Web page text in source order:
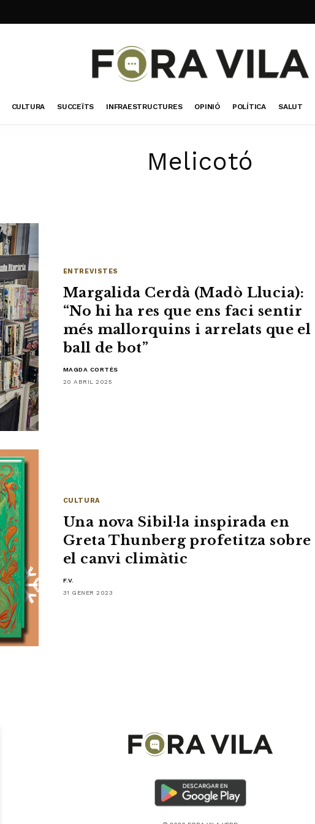
CULTURA SUCCEÏTS INFRAESTRUCTURES OPINIÓ POLÍTICA SALUT
Melicotó
ENTREVISTES
Margalida Cerdà (Madò Llucia):
“No hi ha res que ens faci sentir
més mallorquins i arrelats que el
ball de bot”
MAGDA CORTÈS
20 ABRIL 2025
CULTURA
Una nova Sibil·la inspirada en
Greta Thunberg profetitza sobre
el canvi climàtic
F.V.
31 GENER 2023